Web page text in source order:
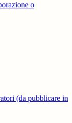
o
(da pubblicare in